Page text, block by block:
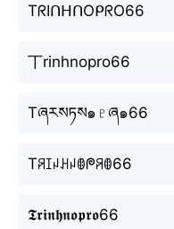
TᖇIᑎᕼᑎOᑭᖇO66
丅rinhnopro66
Tཞརསཏས๑♇ཞ๑66
Tꋪꀤꈤꃅꈤꂦᖘꋪꂦ66
𝕿𝖗𝖎𝖓𝖍𝖓𝖔𝖕𝖗𝖔66